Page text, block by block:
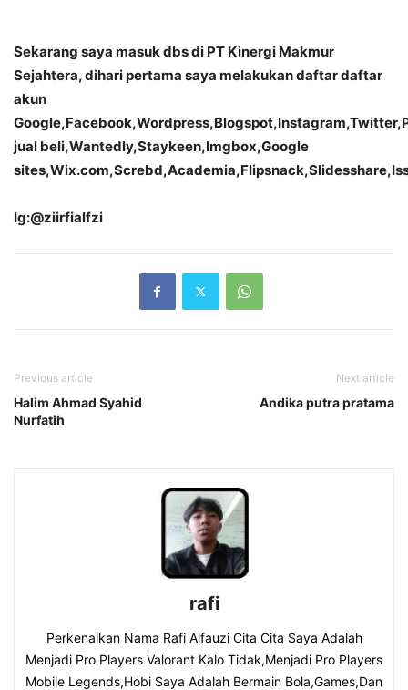
Sekarang saya masuk dbs di PT Kinergi Makmur
Sejahtera, dihari pertama saya melakukan daftar daftar
akun
jual beli,Wantedly,Staykeen,Imgbox,Google
Ig:@ziirfialfzi
Previous article
Halim Ahmad Syahid
Nurfatih
Next article
Andika putra pratama
rafi
Perkenalkan Nama Rafi Alfauzi Cita Cita Saya Adalah
Menjadi Pro Players Valorant Kalo Tidak,Menjadi Pro Players
Mobile Legends,Hobi Saya Adalah Bermain Bola,Games,Dan